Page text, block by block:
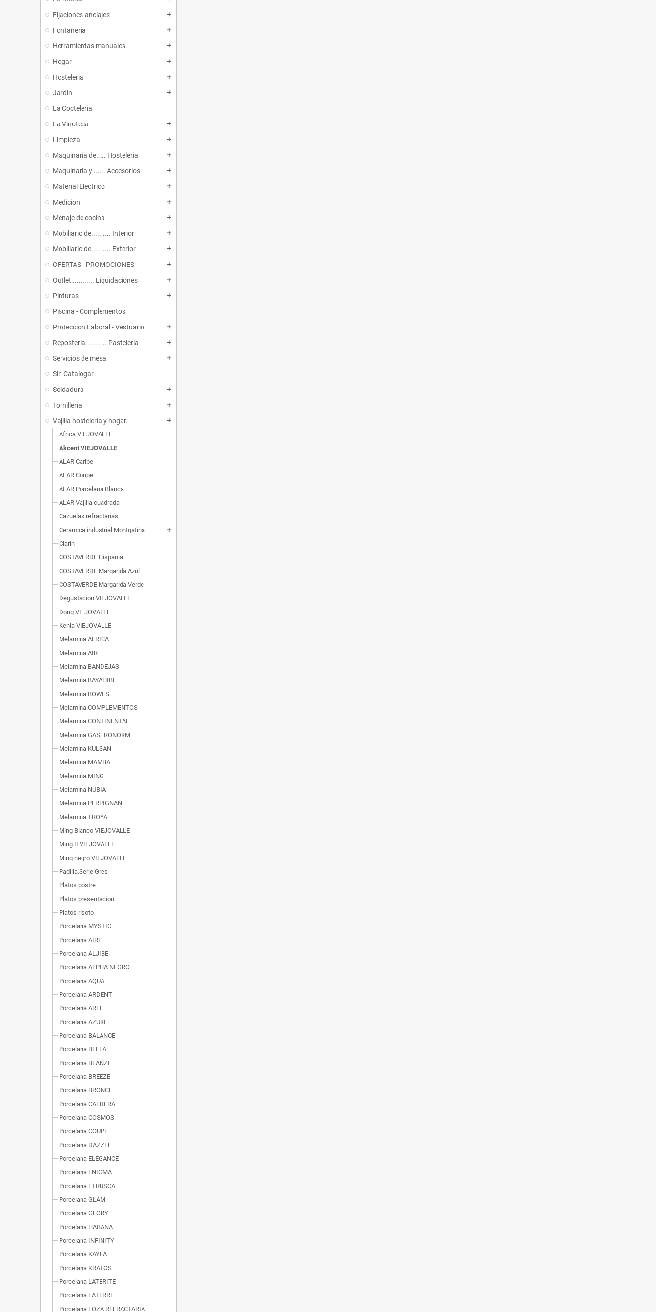
Fijaciones-anclajes add
Fontaneria add
Herramientas manuales. add
Hogar add
Hosteleria add
Jardin add
La Cocteleria
La Vinoteca
add
Limpieza add
Maquinaria de..... Hosteleria add
Maquinaria y ...... Accesorios add
Material Electrico add
Medicion add
Menaje de cocina add
Mobiliario de.......... Interior add
Mobiliario de.......... Exterior add
OFERTAS - PROMOCIONES add
Outlet ........... Liquidaciones add
Pinturas add
Piscina - Complementos
Proteccion Laboral - Vestuario
add
Reposteria........... Pasteleria add
Servicios de mesa add
Sin Catalogar
Soldadura
add
Tornilleria add
Vajilla hosteleria y hogar. add
Africa VIEJOVALLE
Akcent VIEJOVALLE
ALAR Caribe
ALAR Coupe
ALAR Porcelana Blanca
ALAR Vajilla cuadrada
Cazuelas refractarias
Ceramica industrial Montgatina
add
Clarin
COSTAVERDE Hispania
COSTAVERDE Margarida Azul
COSTAVERDE Margarida Verde
Degustacion VIEJOVALLE
Dong VIEJOVALLE
Kenia VIEJOVALLE
Melamina AFRICA
Melamina AIR
Melamina BANDEJAS
Melamina BAYAHIBE
Melamina BOWLS
Melamina COMPLEMENTOS
Melamina CONTINENTAL
Melamina GASTRONORM
Melamina KULSAN
Melamina MAMBA
Melamina MING
Melamina NUBIA
Melamina PERPIGNAN
Melamina TROYA
Ming Blanco VIEJOVALLE
Ming II VIEJOVALLE
Ming negro VIEJOVALLE
Padilla.Serie Gres
Platos postre
Platos presentacion
Platos risoto
Porcelana MYSTIC
Porcelana AIRE
Porcelana ALJIBE
Porcelana ALPHA NEGRO
Porcelana AQUA
Porcelana ARDENT
Porcelana AREL
Porcelana AZURE
Porcelana BALANCE
Porcelana BELLA
Porcelana BLANZE
Porcelana BREEZE
Porcelana BRONCE
Porcelana CALDERA
Porcelana COSMOS
Porcelana COUPE
Porcelana DAZZLE
Porcelana ELEGANCE
Porcelana ENIGMA
Porcelana ETRUSCA
Porcelana GLAM
Porcelana GLORY
Porcelana HABANA
Porcelana INFINITY
Porcelana KAYLA
Porcelana KRATOS
Porcelana LATERITE
Porcelana LATERRE
Porcelana LOZA REFRACTARIA